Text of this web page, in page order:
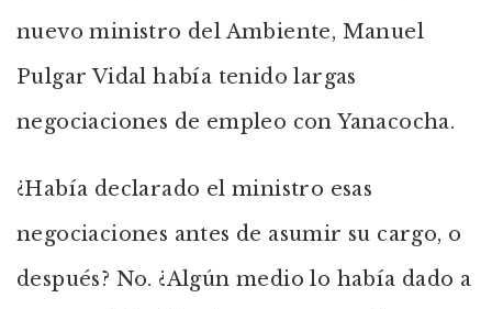
nuevo ministro del Ambiente, Manuel
Pulgar Vidal había tenido largas
negociaciones de empleo con Yanacocha.
¿Había declarado el ministro esas
negociaciones antes de asumir su cargo, o
después? No. ¿Algún medio lo había dado a